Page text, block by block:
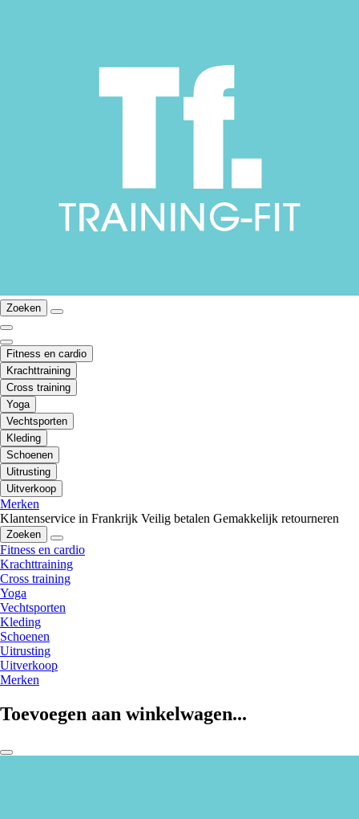
Zoeken
Fitness en cardio
Krachttraining
Cross training
Yoga
Vechtsporten
Kleding
Schoenen
Uitrusting
Uitverkoop
Merken
Klantenservice in Frankrijk Veilig betalen Gemakkelijk retourneren
Zoeken
Fitness en cardio
Krachttraining
Cross training
Yoga
Vechtsporten
Kleding
Schoenen
Uitrusting
Uitverkoop
Merken
Toevoegen aan winkelwagen...